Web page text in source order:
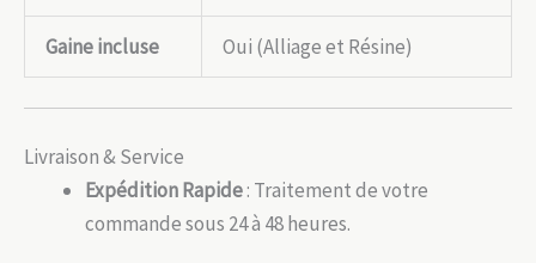
Gaine incluse Oui (Alliage et Résine)
Livraison & Service
Expédition Rapide: Traitement de votre
commande sous 24 à 48 heures.